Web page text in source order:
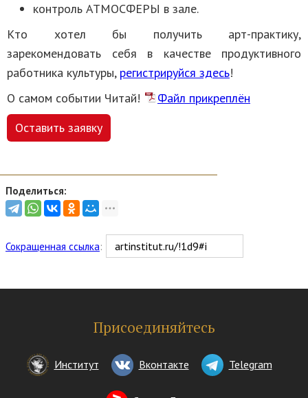
контроль АТМОСФЕРЫ в зале.
Кто хотел бы получить арт-практику,
зарекомендовать себя в качестве продуктивного
работника культуры, регистрируйся здесь!
О самом событии Читай!
Файл прикреплён
Оставить заявку
Поделиться:
Сокращенная ссылка:
Присоединяйтесь
Институт Вконтакте Telegram